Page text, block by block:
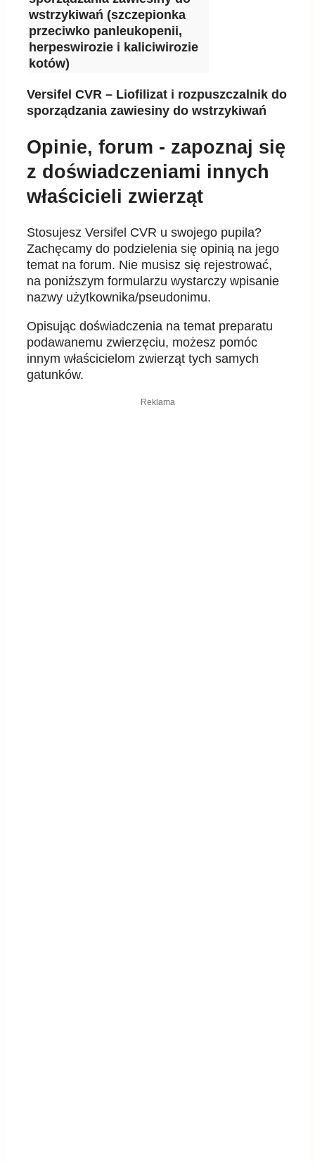
wstrzykiwań (szczepionka
przeciwko panleukopenii,
herpeswirozie i kaliciwirozie
kotów)
Versifel CVR – Liofilizat i rozpuszczalnik do
sporządzania zawiesiny do wstrzykiwań
Opinie, forum - zapoznaj się
z doświadczeniami innych
właścicieli zwierząt
Stosujesz Versifel CVR u swojego pupila?
Zachęcamy do podzielenia się opinią na jego
temat na forum. Nie musisz się rejestrować,
na poniższym formularzu wystarczy wpisanie
nazwy użytkownika/pseudonimu.
Opisując doświadczenia na temat preparatu
podawanemu zwierzęciu, możesz pomóc
innym właścicielom zwierząt tych samych
gatunków.
Reklama